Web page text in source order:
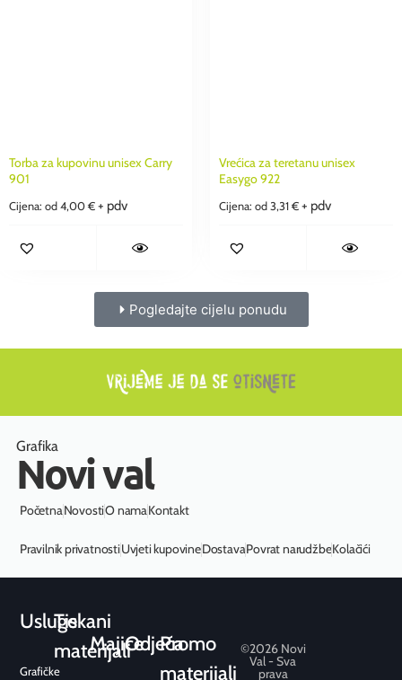
Torba za kupovinu unisex Carry
901
Cijena: od 4,00 € + pdv
Vrećica za teretanu unisex
Easygo 922
Cijena: od 3,31 € + pdv
Pogledajte cijelu ponudu
Grafika
Novi val
PočetnaNovostiO namaKontakt
Pravilnik privatnostiUvjeti kupovineDostavaPovrat narudžbeKolačići
Usluge
Grafičke
Tiskani
materijali
MajiceOdjećaPromo
materijali
©2026 Novi
Val - Sva
prava